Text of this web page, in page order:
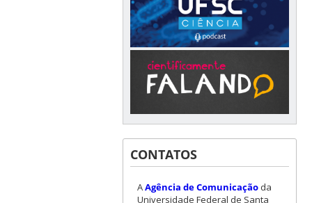
CONTATOS
AAgência de Comunicaçãoda
Universidade Federal de Santa